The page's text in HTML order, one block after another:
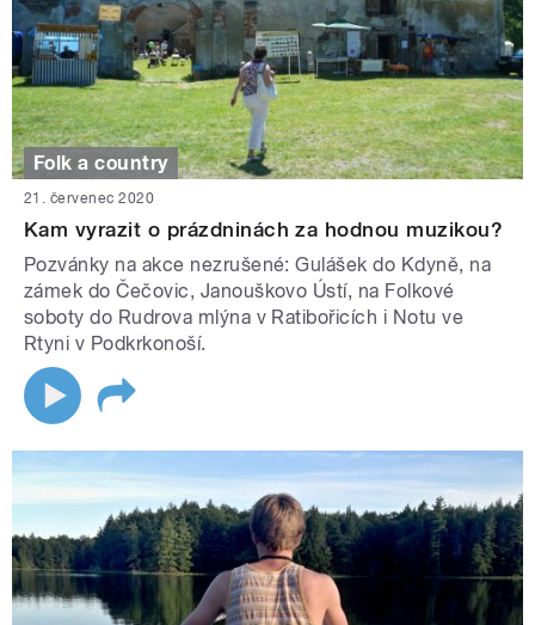
Folk a country
21. červenec 2020
Kam vyrazit o prázdninách za hodnou muzikou?
Pozvánky na akce nezrušené: Gulášek do Kdyně, na
zámek do Čečovic, Janouškovo Ústí, na Folkové
soboty do Rudrova mlýna v Ratibořicích i Notu ve
Rtyni v Podkrkonoší.